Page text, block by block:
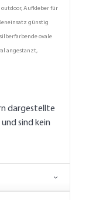
Aufkleber für
günstig
ovale
angestanzt,
dargestellte
sind kein